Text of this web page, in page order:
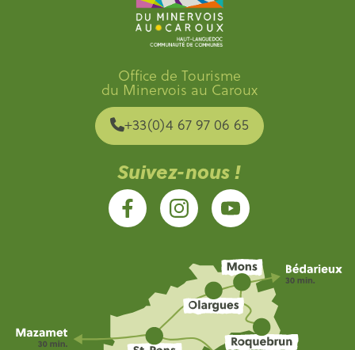
Office de Tourisme
du Minervois au Caroux
+33(0)4 67 97 06 65
Suivez-nous !